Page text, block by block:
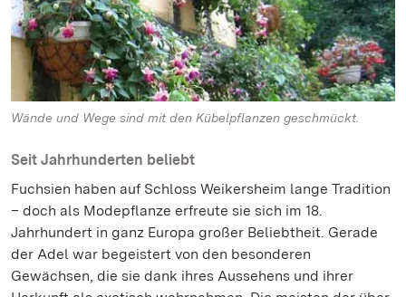
Wände und Wege sind mit den Kübelpflanzen geschmückt.
Seit Jahrhunderten beliebt
Fuchsien haben auf Schloss Weikersheim lange Tradition
– doch als Modepflanze erfreute sie sich im 18.
Jahrhundert in ganz Europa großer Beliebtheit. Gerade
der Adel war begeistert von den besonderen
Gewächsen, die sie dank ihres Aussehens und ihrer